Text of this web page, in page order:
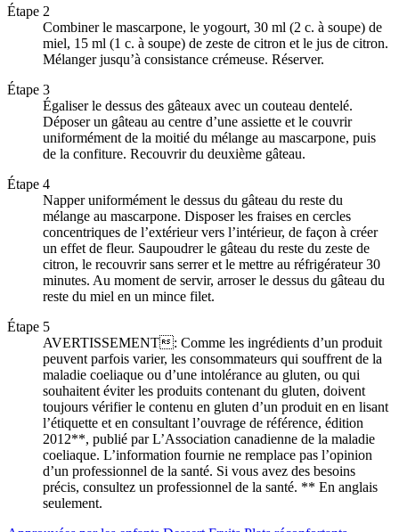
Étape 2
Combiner le mascarpone, le yogourt, 30 ml (2 c. à soupe) de
miel, 15 ml (1 c. à soupe) de zeste de citron et le jus de citron.
Mélanger jusqu’à consistance crémeuse. Réserver.
Étape 3
Égaliser le dessus des gâteaux avec un couteau dentelé.
Déposer un gâteau au centre d’une assiette et le couvrir
uniformément de la moitié du mélange au mascarpone, puis
de la confiture. Recouvrir du deuxième gâteau.
Étape 4
Napper uniformément le dessus du gâteau du reste du
mélange au mascarpone. Disposer les fraises en cercles
concentriques de l’extérieur vers l’intérieur, de façon à créer
un effet de fleur. Saupoudrer le gâteau du reste du zeste de
citron, le recouvrir sans serrer et le mettre au réfrigérateur 30
minutes. Au moment de servir, arroser le dessus du gâteau du
reste du miel en un mince filet.
Étape 5
AVERTISSEMENT: Comme les ingrédients d’un produit
peuvent parfois varier, les consommateurs qui souffrent de la
maladie coeliaque ou d’une intolérance au gluten, ou qui
souhaitent éviter les produits contenant du gluten, doivent
toujours vérifier le contenu en gluten d’un produit en en lisant
l’étiquette et en consultant l’ouvrage de référence, édition
2012**, publié par L’Association canadienne de la maladie
coeliaque. L’information fournie ne remplace pas l’opinion
d’un professionnel de la santé. Si vous avez des besoins
précis, consultez un professionnel de la santé. ** En anglais
seulement.